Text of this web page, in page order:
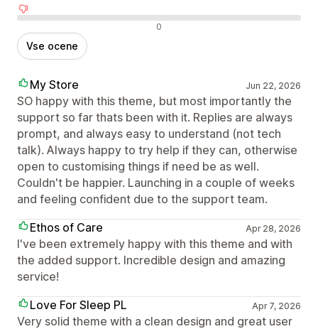
Negativne ocene 0
Vse ocene
My Store Jun 22, 2026
SO happy with this theme, but most importantly the
support so far thats been with it. Replies are always
prompt, and always easy to understand (not tech
talk). Always happy to try help if they can, otherwise
open to customising things if need be as well.
Couldn't be happier. Launching in a couple of weeks
and feeling confident due to the support team.
Ethos of Care
Apr 28, 2026
I've been extremely happy with this theme and with
the added support. Incredible design and amazing
service!
Love For Sleep PL
Apr 7, 2026
Very solid theme with a clean design and great user